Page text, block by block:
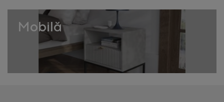
familie de culori pentru un aspect coordonat, sau
contrastează cu piese statement pentru un plus de
personalitate.
Livrare rapidă în toată România. Descoperă toate cele 81
de taburete, scaune și banchete din colecția HomeVibes!
Mobilă